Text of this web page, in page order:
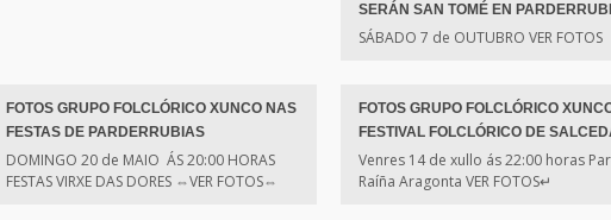
SERÁN SAN TOMÉ EN
SÁBADO 7 de OUTUBRO VER FOTOS
FOTOS GRUPO FOLCLÓRICO XUNCO NAS
FESTAS DE PARDERRUBIAS
DOMINGO 20 de MAIO ÁS 20:00 HORAS
FESTAS VIRXE DAS DORES ⇔VER FOTOS⇔
FOTOS GRUPO FOLCLÓRICO
FESTIVAL FOLCLÓRICO DE
Venres 14 de xullo ás 22:00 horas
Raíña Aragonta VER FOTOS↵